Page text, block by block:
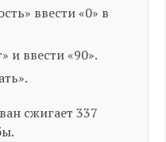
ввести «0» в
и ввести «90».
сжигает 337